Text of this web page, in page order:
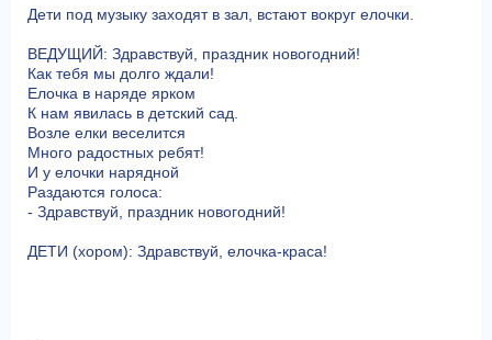
Дети под музыку заходят в зал, встают вокруг елочки.
ВЕДУЩИЙ: Здравствуй, праздник новогодний!
Как тебя мы долго ждали!
Елочка в наряде ярком
К нам явилась в детский сад.
Возле елки веселится
Много радостных ребят!
И у елочки нарядной
Раздаются голоса:
- Здравствуй, праздник новогодний!
ДЕТИ (хором): Здравствуй, елочка-краса!